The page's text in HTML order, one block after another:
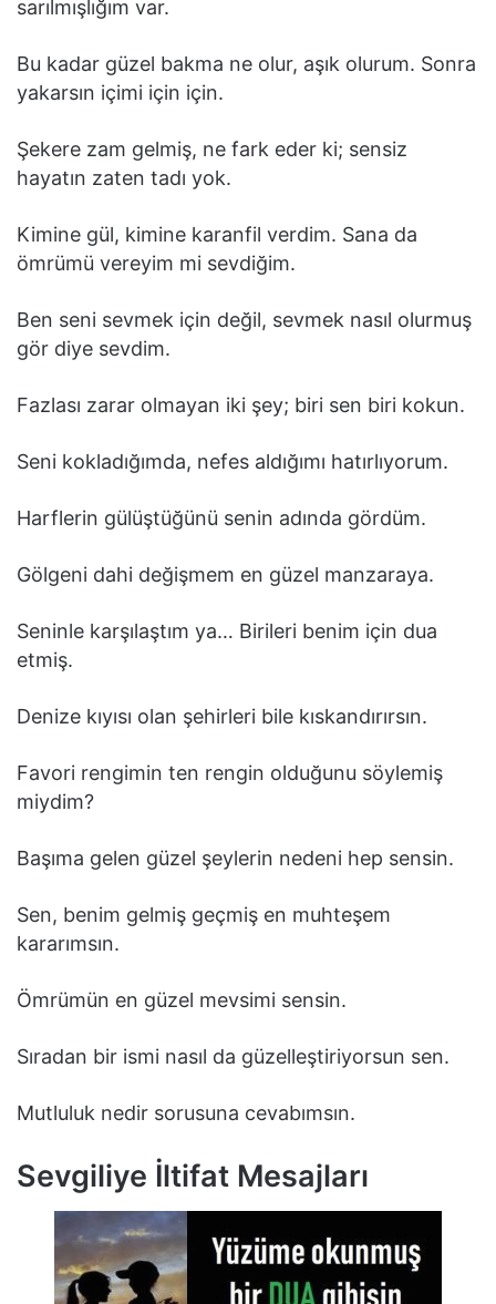
sarılmışlığım var.
Bu kadar güzel bakma ne olur, aşık olurum. Sonra
yakarsın içimi için için.
Şekere zam gelmiş, ne fark eder ki; sensiz
hayatın zaten tadı yok.
Kimine gül, kimine karanfil verdim. Sana da
ömrümü vereyim mi sevdiğim.
Ben seni sevmek için değil, sevmek nasıl olurmuş
gör diye sevdim.
Fazlası zarar olmayan iki şey; biri sen biri kokun.
Seni kokladığımda, nefes aldığımı hatırlıyorum.
Harflerin gülüştüğünü senin adında gördüm.
Gölgeni dahi değişmem en güzel manzaraya.
Seninle karşılaştım ya… Birileri benim için dua
etmiş.
Denize kıyısı olan şehirleri bile kıskandırırsın.
Favori rengimin ten rengin olduğunu söylemiş
miydim?
Başıma gelen güzel şeylerin nedeni hep sensin.
Sen, benim gelmiş geçmiş en muhteşem
kararımsın.
Ömrümün en güzel mevsimi sensin.
Sıradan bir ismi nasıl da güzelleştiriyorsun sen.
Mutluluk nedir sorusuna cevabımsın.
Sevgiliye İltifat Mesajları